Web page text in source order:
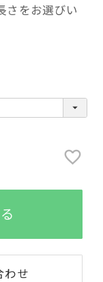
さをお選びい
わせ